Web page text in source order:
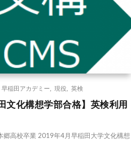
早稲田アカデミー ,現役 ,英検
文化構想学部合格】英検利用
郷高校卒業 2019年4月早稲田大学文化構想